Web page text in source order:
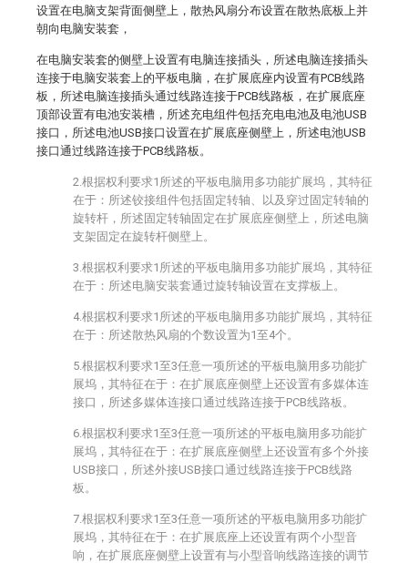
设置在电脑支架背面侧壁上，散热风扇分布设置在散热底板上并
朝向电脑安装套，
在电脑安装套的侧壁上设置有电脑连接插头，所述电脑连接插头
连接于电脑安装套上的平板电脑，在扩展底座内设置有PCB线路
板，所述电脑连接插头通过线路连接于PCB线路板，在扩展底座
顶部设置有电池安装槽，所述充电组件包括充电电池及电池USB
接口，所述电池USB接口设置在扩展底座侧壁上，所述电池USB
接口通过线路连接于PCB线路板。
2.根据权利要求1所述的平板电脑用多功能扩展坞，其特征
在于：所述铰接组件包括固定转轴、以及穿过固定转轴的
旋转杆，所述固定转轴固定在扩展底座侧壁上，所述电脑
支架固定在旋转杆侧壁上。
3.根据权利要求1所述的平板电脑用多功能扩展坞，其特征
在于：所述电脑安装套通过旋转轴设置在支撑板上。
4.根据权利要求1所述的平板电脑用多功能扩展坞，其特征
在于：所述散热风扇的个数设置为1至4个。
5.根据权利要求1至3任意一项所述的平板电脑用多功能扩
展坞，其特征在于：在扩展底座侧壁上还设置有多媒体连
接口，所述多媒体连接口通过线路连接于PCB线路板。
6.根据权利要求1至3任意一项所述的平板电脑用多功能扩
展坞，其特征在于：在扩展底座侧壁上还设置有多个外接
USB接口，所述外接USB接口通过线路连接于PCB线路
板。
7.根据权利要求1至3任意一项所述的平板电脑用多功能扩
展坞，其特征在于：在扩展底座上还设置有两个小型音
响，在扩展底座侧壁上设置有与小型音响线路连接的调节